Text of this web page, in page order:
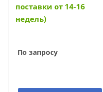
поставки от 14-16
недель)
По запросу